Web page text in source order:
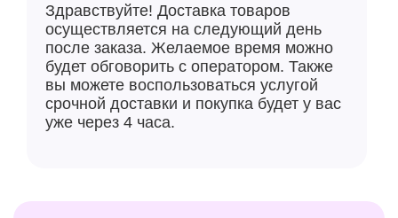
Здравствуйте! Доставка товаров
осуществляется на следующий день
после заказа. Желаемое время можно
будет обговорить с оператором. Также
вы можете воспользоваться услугой
срочной доставки и покупка будет у вас
уже через 4 часа.